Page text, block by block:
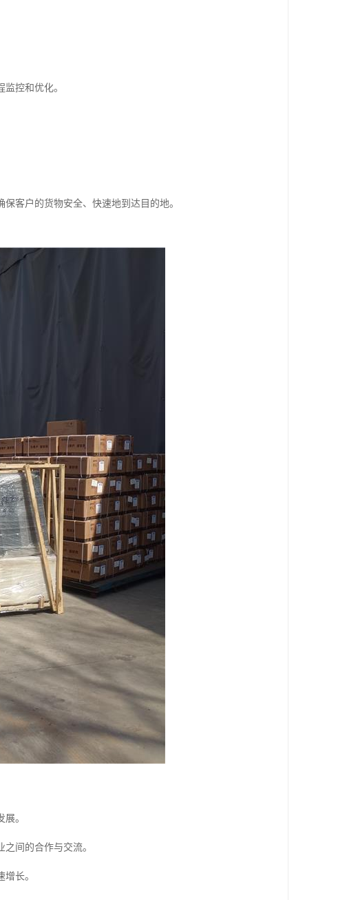
控和优化。
客户的货物安全、快速地到达目的地。
。
间的合作与交流。
长。